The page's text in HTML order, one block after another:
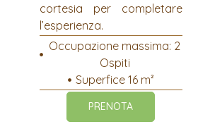
cortesia per completare
l’esperienza.
Occupazione massima: 2
Ospiti
Superfice 16 m²
PRENOTA